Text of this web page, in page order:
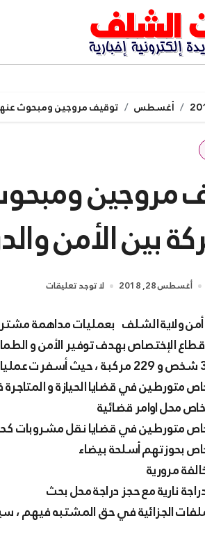
أغسطس توقيف مروجين ومبحوث
مروجين
بين الأمن
أغسطس 28, 2018 لا توجد تعليقات
الإختصاص بهدف توفير الأمن و
متورطين في قضايا الحيازة و
محل اوامر قضائية
متورطين في قضايا نقل مشروبات
بحوزتهم أسلحة بيضاء
الجزائية في حق المشتبه فيهم ،